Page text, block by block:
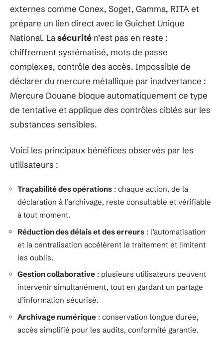
externes comme Conex, Soget, Gamma, RITA et
prépare un lien direct avec le Guichet Unique
National. Lasécurité n’est pas en reste :
chiffrement systématisé, mots de passe
complexes, contrôle des accès. Impossible de
déclarer du mercure métallique par inadvertance :
Mercure Douane bloque automatiquement ce type
de tentative et applique des contrôles ciblés sur les
substances sensibles.
Voici les principaux bénéfices observés par les
utilisateurs :
Traçabilité des opérations : chaque action, de la
déclaration à l’archivage, reste consultable et vérifiable
à tout moment.
Réduction des délais et des erreurs : l’automatisation
et la centralisation accélèrent le traitement et limitent
les oublis.
Gestion collaborative : plusieurs utilisateurs peuvent
intervenir simultanément, tout en gardant un partage
d’information sécurisé.
Archivage numérique : conservation longue durée,
accès simplifié pour les audits, conformité garantie.